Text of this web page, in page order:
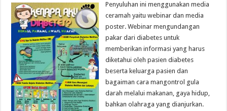
Penyuluhan ini menggunakan media
ceramah yaitu webinar dan media
poster. Webinar mengundangan
pakar dari diabetes untuk
memberikan informasi yang harus
diketahui oleh pasien diabetes
beserta keluarga pasien dan
bagaiman cara mangontrol gula
darah melalui makanan, gaya hidup,
bahkan olahraga yang dianjurkan.